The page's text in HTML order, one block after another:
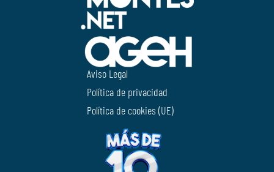
Aviso Legal
Política de privacidad
Política de cookies (UE)